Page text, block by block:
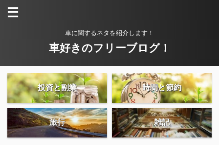
車に関するネタを紹介します！
車好きのフリーブログ！
投資と副業 時間と節約
旅行 雑記